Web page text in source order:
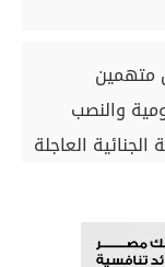
متهمين
والنصب
العاجلة